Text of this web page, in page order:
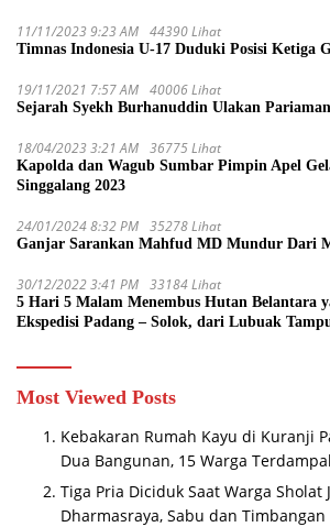
11/11/2023 9:23 AM 44390 Lihat
Timnas Indonesia U-17 Duduki Posisi Ketiga
19/11/2021 7:57 AM 40006 Lihat
Sejarah Syekh Burhanuddin Ulakan Pariaman
18/04/2023 3:21 AM 36775 Lihat
Kapolda dan Wagub Sumbar Pimpin Apel
Singgalang 2023
24/01/2024 8:32 PM 35278 Lihat
Ganjar Sarankan Mahfud MD Mundur Dari
30/12/2022 3:41 PM 33184 Lihat
5 Hari 5 Malam Menembus Hutan Belantara
Ekspedisi Padang – Solok, dari Lubuak
Most Viewed Posts
Kebakaran Rumah Kayu di Kuranji
Dua Bangunan, 15 Warga
Tiga Pria Diciduk Saat Warga Sholat
Dharmasraya, Sabu dan